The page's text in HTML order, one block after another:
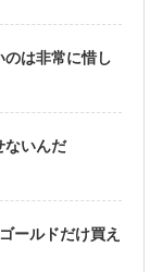
のは非常に惜し
ないんだ
ールドだけ買え